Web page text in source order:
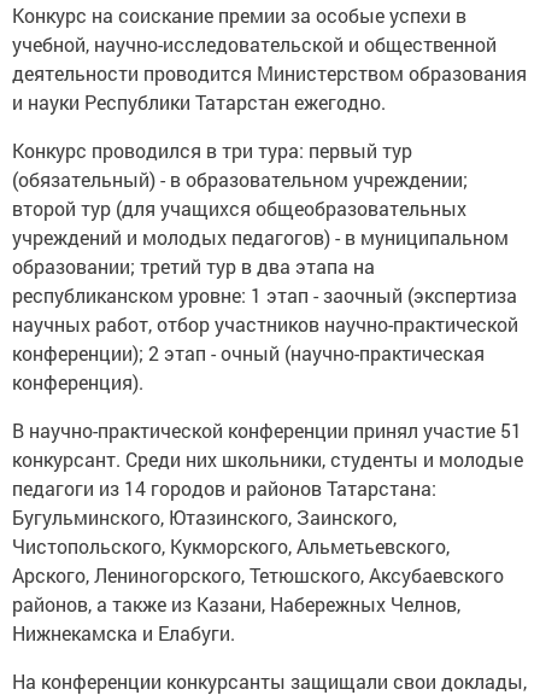
Конкурс на соискание премии за особые успехи в
учебной, научно-исследовательской и общественной
деятельности проводится Министерством образования
и науки Республики Татарстан ежегодно.
Конкурс проводился в три тура: первый тур
(обязательный) - в образовательном учреждении;
второй тур (для учащихся общеобразовательных
учреждений и молодых педагогов) - в муниципальном
образовании; третий тур в два этапа на
республиканском уровне: 1 этап - заочный (экспертиза
научных работ, отбор участников научно-практической
конференции); 2 этап - очный (научно-практическая
конференция).
В научно-практической конференции принял участие 51
конкурсант. Среди них школьники, студенты и молодые
педагоги из 14 городов и районов Татарстана:
Бугульминского, Ютазинского, Заинского,
Чистопольского, Кукморского, Альметьевского,
Арского, Лениногорского, Тетюшского, Аксубаевского
районов, а также из Казани, Набережных Челнов,
Нижнекамска и Елабуги.
На конференции конкурсанты защищали свои доклады,